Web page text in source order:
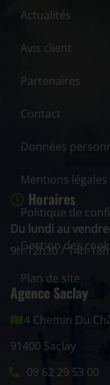
Actualités
Avis client
Partenaires
Contact
Données
Mentions légales
Politique de
Gestion des
Plan de site
Horaires
Du lundi au
9h-12h30 / 14h-18h
Agence Saclay
4 Chemin Du
91400 Saclay
09 62 29 53 00